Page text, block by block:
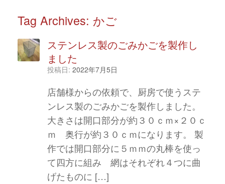
Tag Archives: かご
ステンレス製のごみかごを製作し
ました
投稿日: 2022年7月5日
店舗様からの依頼で、厨房で使うステ
ンレス製のごみかごを製作しました。
大きさは開口部分が約３０ｃｍ×２０ｃ
ｍ 奥行が約３０ｃｍになります。 製
作では開口部分に５ｍｍの丸棒を使っ
て四方に組み 網はそれぞれ４つに曲
げたものに […]